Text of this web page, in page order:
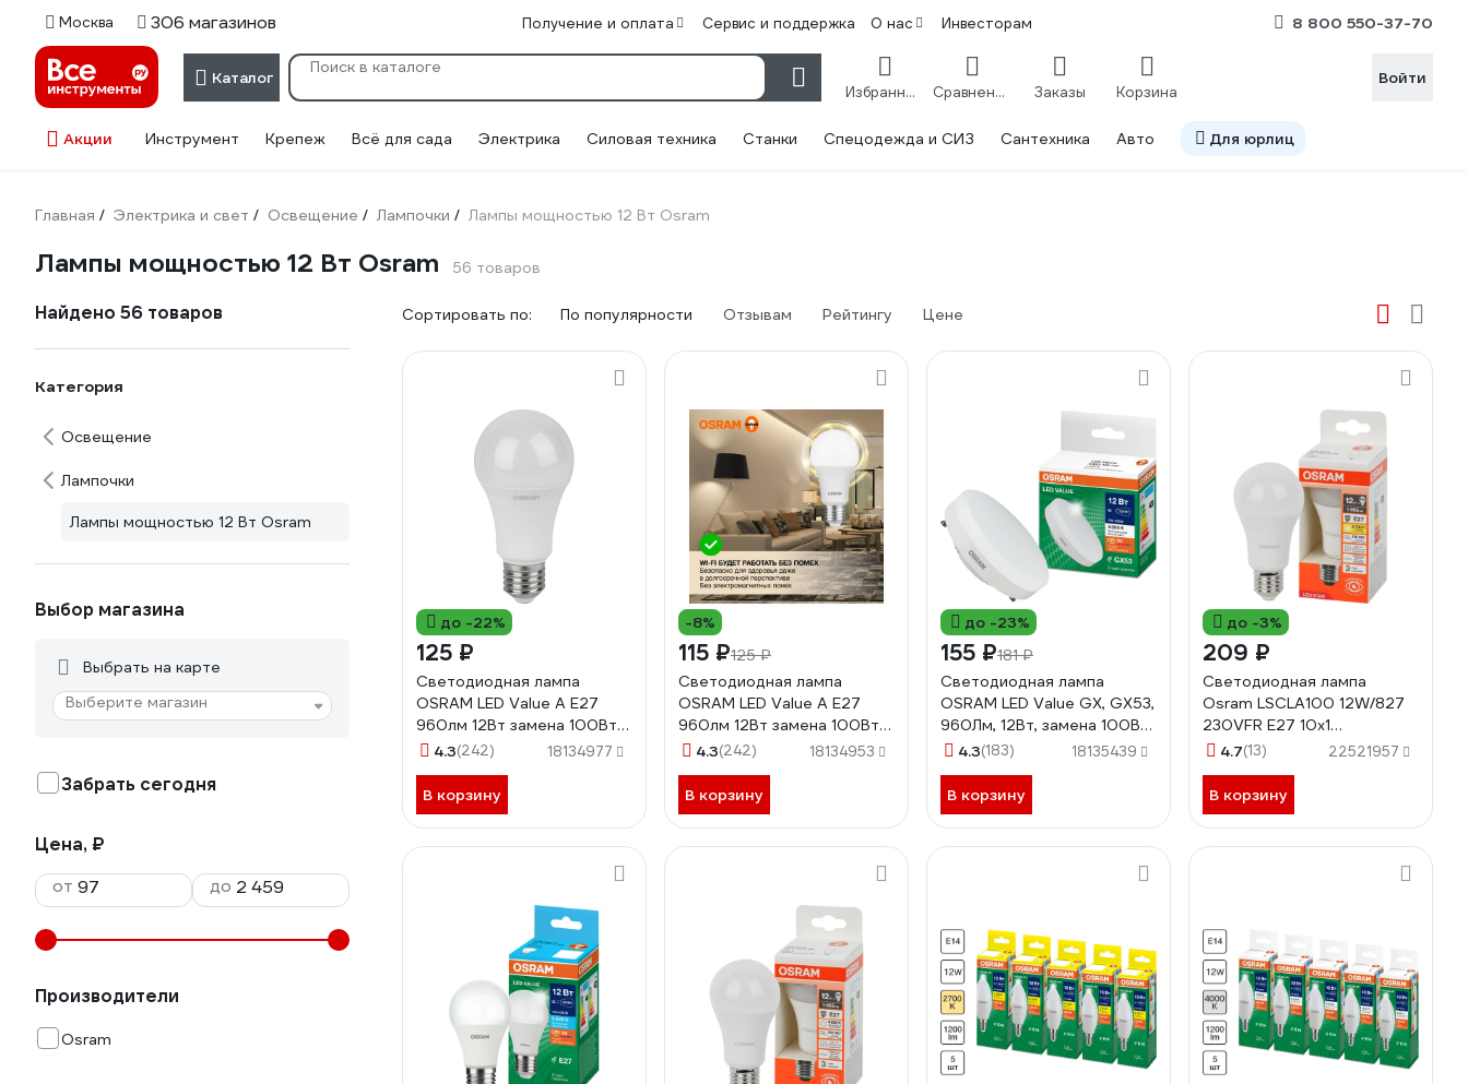
Москва 306 магазинов Получение и оплата Сервис и поддержка О нас Инвесторам 8 800 550-37-70
Каталог
Избранное Сравнение Заказы Корзина
Войти
Акции Инструмент Крепеж Всё для сада Электрика Силовая техника Станки Спецодежда и СИЗ Сантехника Авто Для юрлиц
Главная / Электрика и свет / Освещение / Лампочки / Лампы мощностью 12 Вт Osram
Лампы мощностью 12 Вт Osram 56 товаров
Найдено 56 товаров
Категория
Освещение
Лампочки
Лампы мощностью 12 Вт Osram
Выбор магазина
Выбрать на карте
Выберите магазин
Забрать сегодня
Цена, ₽
от
до
Производители
Osram
Сортировать по: По популярности Отзывам Рейтингу Цене
до -22%
125 ₽
Светодиодная лампа
OSRAM LED Value A E27
960лм 12Вт замена 100Вт
4000К нейтральный белый
4.3(242) 18134977
В корзину
-8%
115 ₽125 ₽
Светодиодная лампа
OSRAM LED Value A E27
960лм 12Вт замена 100Вт
3000К теплый белый свет
4.3(242) 18134953
В корзину
до -23%
155 ₽181 ₽
Светодиодная лампа
OSRAM LED Value GX, GX53,
960Лм, 12Вт, замена 100Вт,
4000К, нейтральный белый
4.3(183) 18135439
В корзину
до -3%
209 ₽
Светодиодная лампа
Osram LSCLA100 12W/827
230VFR E27 10x1
4058075695290
4.7(13) 22521957
В корзину